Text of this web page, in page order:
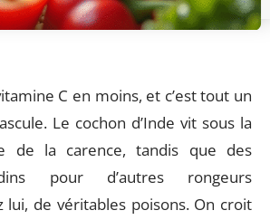
C en moins, et c’est tout un
Le cochon d’Inde vit sous la
de la carence, tandis que des
pour d’autres rongeurs
lui, de véritables poisons. On croit